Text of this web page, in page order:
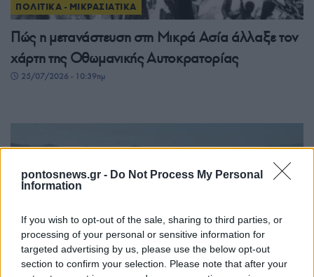
pontosnews.gr - Do Not Process My Personal
Information
If you wish to opt-out of the sale, sharing to third parties, or
processing of your personal or sensitive information for
targeted advertising by us, please use the below opt-out
section to confirm your selection. Please note that after your
ΠΟΛΙΤΙΚΑ - ΜΙΚΡΑΣΙΑΤΙΚΑ
Πώς η μετανάστευση στη Μικρά Ασία άλλαξε τον
χάρτη της Οθωμανικής Αυτοκρατορίας
25/07/2026 - 10:39πμ
ΠΟΛΙΤΙΚΑ - ΜΙΚΡΑΣΙΑΤΙΚΑ